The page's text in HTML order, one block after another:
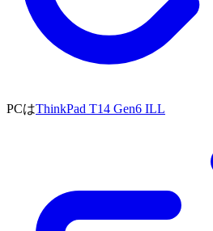
PCはThinkPad T14 Gen6 ILL